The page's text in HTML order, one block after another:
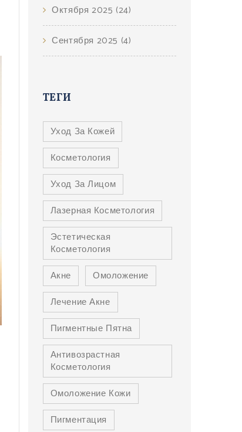
Октября 2025 (24)
Сентября 2025 (4)
ТЕГИ
Уход За Кожей
Косметология
Уход За Лицом
Лазерная Косметология
Эстетическая
Косметология
Акне
Омоложение
Лечение Акне
Пигментные Пятна
Антивозрастная
Косметология
Омоложение Кожи
Пигментация